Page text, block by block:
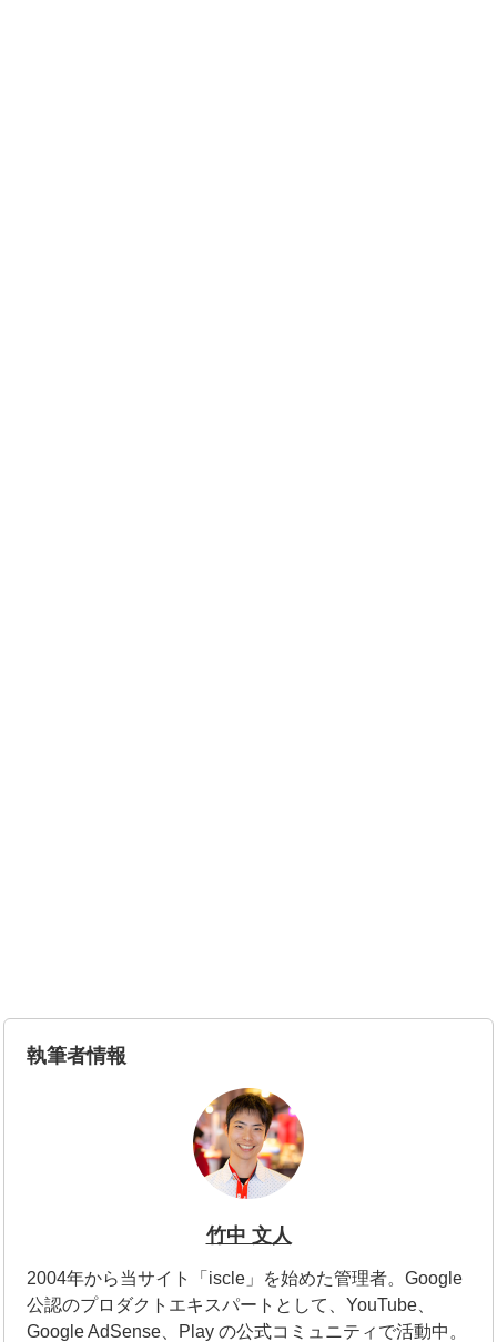
執筆者情報
竹中 文人
2004年から当サイト「iscle」を始めた管理者。Google
公認のプロダクトエキスパートとして、YouTube、
Google AdSense、Play の公式コミュニティで活動中。